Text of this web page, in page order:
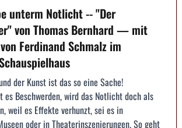
unterm Notlicht -- "Der
von Thomas Bernhard — mit
Ferdinand Schmalz im
der Kunst ist das so eine Sache!
es Beschwerden, wird das Notlicht doch als
weil es Effekte verhunzt, sei es in
oder in Theaterinszenierungen. So geht